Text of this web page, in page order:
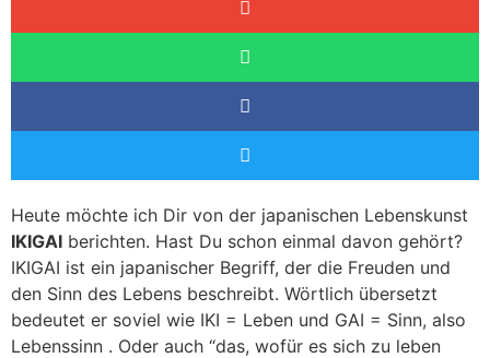
Heute möchte ich Dir von der japanischen Lebenskunst
IKIGAI berichten. Hast Du schon einmal davon gehört?
IKIGAI ist ein japanischer Begriff, der die Freuden und
den Sinn des Lebens beschreibt. Wörtlich übersetzt
bedeutet er soviel wie IKI = Leben und GAI = Sinn, also
Lebenssinn . Oder auch “das, wofür es sich zu leben